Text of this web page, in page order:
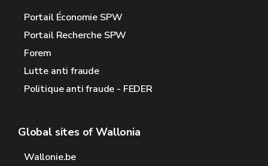
Portail Économie SPW
Portail Recherche SPW
Forem
Lutte anti fraude
Politique anti fraude - FEDER
Global sites of Wallonia
Wallonie.be